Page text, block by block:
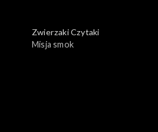
Zwierzaki Czytaki
Misja smok